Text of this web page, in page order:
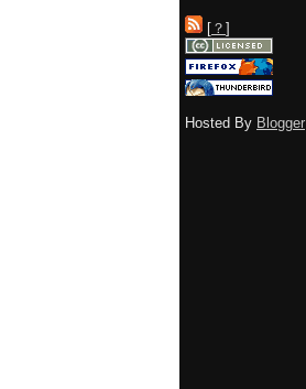
[ ？ ]
Hosted By Blogger